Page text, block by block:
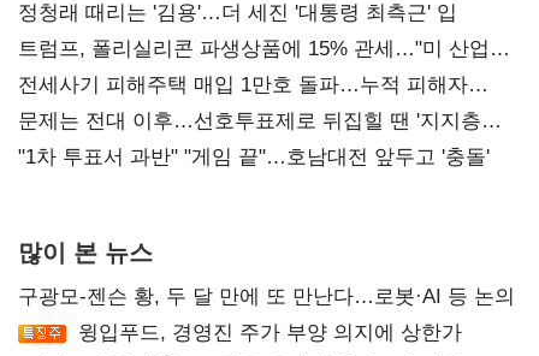
정청래 때리는 '김용'…더 세진 '대통령 최측근' 입
트럼프, 폴리실리콘 파생상품에 15% 관세…"미 산업
재건"
전세사기 피해주택 매입 1만호 돌파…누적 피해자
4만278명
문제는 전대 이후…선호투표제로 뒤집힐 땐 '지지층
불복'
"1차 투표서 과반" "게임 끝"…호남대전 앞두고 '충돌'
많이 본 뉴스
구광모-젠슨 황, 두 달 만에 또 만난다…로봇·AI 등 논의
윙입푸드, 경영진 주가 부양 의지에 상한가